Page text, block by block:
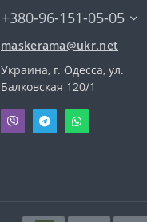
+380-96-151-05-05
maskerama@ukr.net
Украина, г. Одесса, ул.
Балковская 120/1